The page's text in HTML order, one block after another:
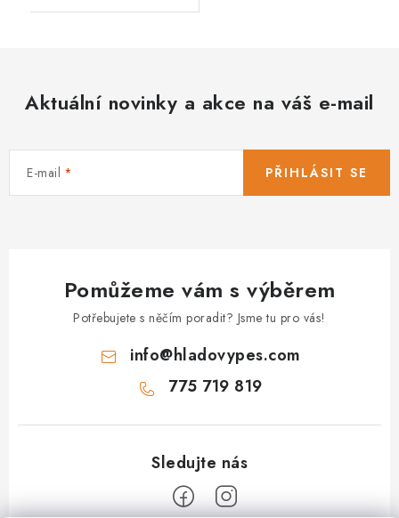
Aktuální novinky a akce na váš e-mail
E-mail PŘIHLÁSIT SE
Pomůžeme vám s výběrem
Potřebujete s něčím poradit? Jsme tu pro vás!
info@hladovypes.com
775 719 819